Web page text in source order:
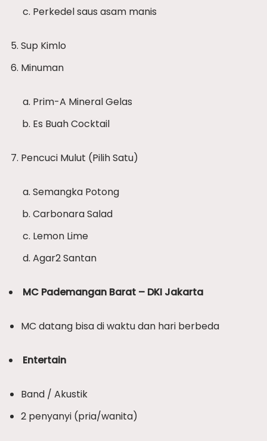
Perkedel saus asam manis
Sup Kimlo
Minuman
Prim-A Mineral Gelas
Es Buah Cocktail
Pencuci Mulut (Pilih Satu)
Semangka Potong
Carbonara Salad
Lemon Lime
Agar2 Santan
MC Pademangan Barat – DKI Jakarta
MC datang bisa di waktu dan hari berbeda
Entertain
Band / Akustik
2 penyanyi (pria/wanita)